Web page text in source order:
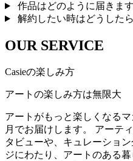
作品はどのように届きま
解約したい時はどうした
OUR SERVICE
Casieの楽しみ方
アートの楽しみ方は無限大
アートがもっと楽しくなる
月でお届けします。 アーテ
タビューや、キュレーショ
ジにわたり、アートのある